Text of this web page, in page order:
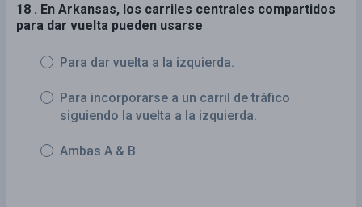
18 . En Arkansas, los carriles centrales compartidos
para dar vuelta pueden usarse
Para dar vuelta a la izquierda.
Para incorporarse a un carril de tráfico
siguiendo la vuelta a la izquierda.
Ambas A & B